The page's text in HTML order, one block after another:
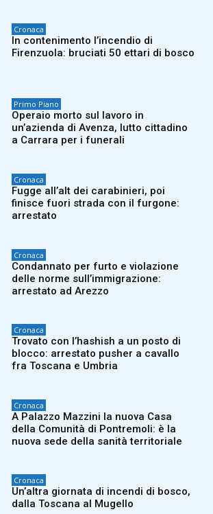
Cronaca
In contenimento l’incendio di
Firenzuola: bruciati 50 ettari di bosco
Primo Piano
Operaio morto sul lavoro in
un’azienda di Avenza, lutto cittadino
a Carrara per i funerali
Cronaca
Fugge all’alt dei carabinieri, poi
finisce fuori strada con il furgone:
arrestato
Cronaca
Condannato per furto e violazione
delle norme sull’immigrazione:
arrestato ad Arezzo
Cronaca
Trovato con l’hashish a un posto di
blocco: arrestato pusher a cavallo
fra Toscana e Umbria
Cronaca
A Palazzo Mazzini la nuova Casa
della Comunità di Pontremoli: è la
nuova sede della sanità territoriale
Cronaca
Un’altra giornata di incendi di bosco,
dalla Toscana al Mugello